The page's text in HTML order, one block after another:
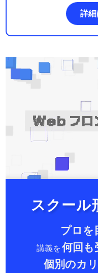
詳細
スクール
プロを
講義を何回も
個別のカ
ーションはMP２
最大値を越えて
敵から攻撃を受け
・敵を倒した後、
きた時に、その
ンを用意する。
テムの一覧が出
クポーションを
所持金以上に買う
・ショップの機
ごとに３分の１
手に入れられる
は、それぞれ売
ションなどは販